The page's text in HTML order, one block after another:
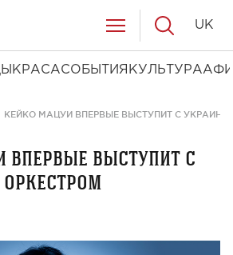
КРАСАСОБЫТИЯ КУЛЬТУРА
UK
КЕЙКО МАЦУИ ВПЕРВЫЕ ВЫСТУПИТ С
впервые выступит с